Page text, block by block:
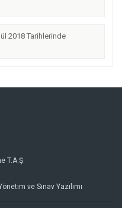
2018 Tarihlerinde
T.A.Ş.
ve Sınav Yazılımı